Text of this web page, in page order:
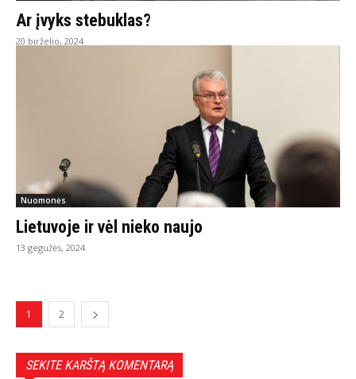
Ar įvyks stebuklas?
20 birželio, 2024
Nuomonės
Lietuvoje ir vėl nieko naujo
13 gegužės, 2024
1 2
SEKITE KARŠTĄ KOMENTARĄ